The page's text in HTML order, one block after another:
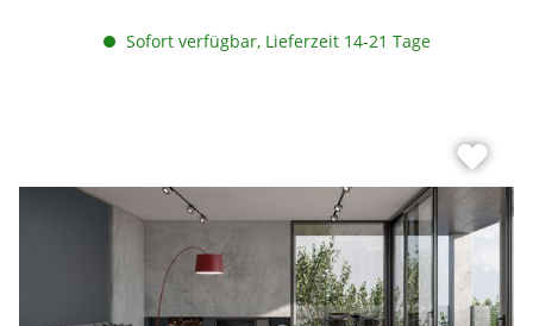
Sofort verfügbar, Lieferzeit 14-21 Tage